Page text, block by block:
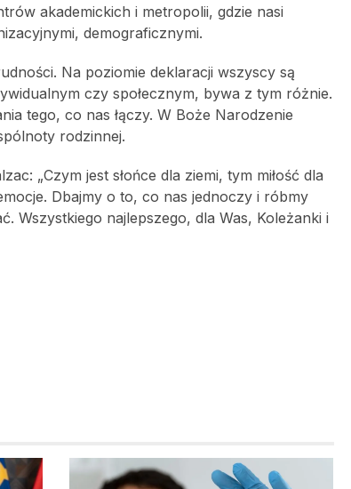
akademickich i metropolii, gdzie nasi
demograficznymi.
Na poziomie deklaracji wszyscy są
czy społecznym, bywa z tym różnie.
tego, co nas łączy. W Boże Narodzenie
rodzinnej.
„Czym jest słońce dla ziemi, tym miłość dla
Dbajmy o to, co nas jednoczy i róbmy
Wszystkiego najlepszego, dla Was, Koleżanki i